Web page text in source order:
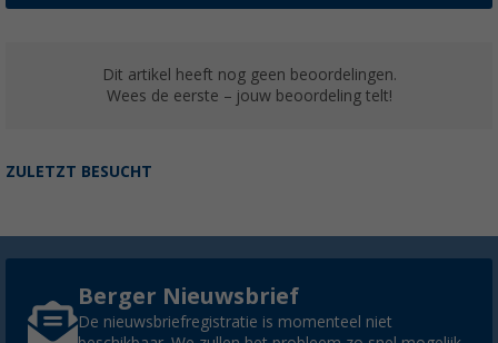
Dit artikel heeft nog geen beoordelingen.
Wees de eerste – jouw beoordeling telt!
ZULETZT BESUCHT
Berger Nieuwsbrief
De nieuwsbriefregistratie is momenteel niet